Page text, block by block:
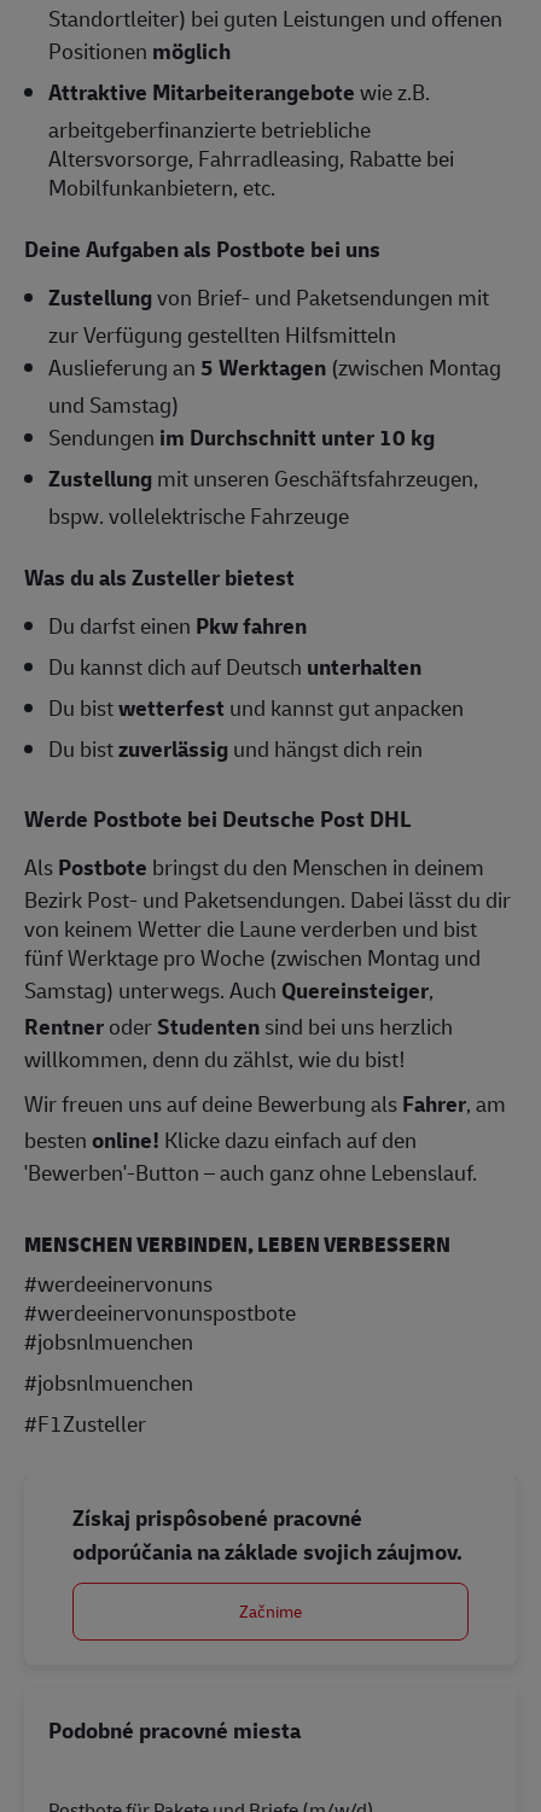
Standortleiter) bei guten Leistungen und offenen
Positionen möglich
Attraktive Mitarbeiterangebotewie z.B.
arbeitgeberfinanzierte betriebliche
Altersvorsorge, Fahrradleasing, Rabatte bei
Mobilfunkanbietern, etc.
Deine Aufgaben als Postbote bei uns
Zustellungvon Brief- und Paketsendungen mit
zur Verfügung gestellten Hilfsmitteln
Auslieferung an5 Werktagen (zwischen Montag
und Samstag)
Sendungen im Durchschnitt unter 10 kg
Zustellungmit unseren Geschäftsfahrzeugen,
bspw. vollelektrische Fahrzeuge
Was du als Zusteller bietest
Du darfst einen Pkw fahren
Du kannst dich auf Deutsch unterhalten
Du bistwetterfest und kannst gut anpacken
Du bistzuverlässigund hängst dich rein
Werde Postbote bei Deutsche Post DHL
AlsPostbote bringst du den Menschen in deinem
Bezirk Post- und Paketsendungen. Dabei lässt du dir
von keinem Wetter die Laune verderben und bist
fünf Werktage pro Woche (zwischen Montag und
Samstag) unterwegs. Auch Quereinsteiger,
RentneroderStudentensind bei uns herzlich
willkommen, denn du zählst, wie du bist!
Wir freuen uns auf deine Bewerbung alsFahrer, am
bestenonline! Klicke dazu einfach auf den
'Bewerben'-Button – auch ganz ohne Lebenslauf.
MENSCHEN VERBINDEN, LEBEN VERBESSERN
#werdeeinervonuns
#werdeeinervonunspostbote
#jobsnlmuenchen
#jobsnlmuenchen
#F1Zusteller
Získaj prispôsobené pracovné
odporúčania na základe svojich záujmov.
Začnime
Podobné pracovné miesta